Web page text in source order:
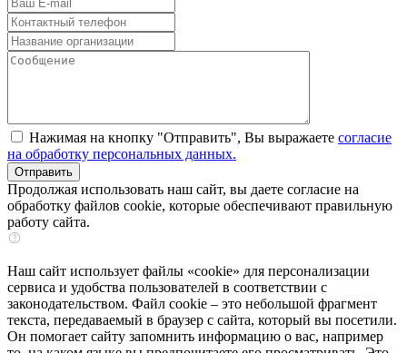
Нажимая на кнопку "Отправить", Вы выражаете согласие
на обработку персональных данных.
Продолжая использовать наш сайт, вы даете согласие на
обработку файлов cookie, которые обеспечивают правильную
работу сайта.
Наш сайт использует файлы «cookie» для персонализации
сервиса и удобства пользователей в соответствии с
законодательством. Файл cookie – это небольшой фрагмент
текста, передаваемый в браузер с сайта, который вы посетили.
Он помогает сайту запомнить информацию о вас, например